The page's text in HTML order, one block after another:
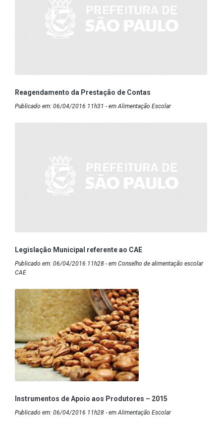
Reagendamento da Prestação de Contas
Publicado em: 06/04/2016 11h31 - em Alimentação Escolar
Legislação Municipal referente ao CAE
Publicado em: 06/04/2016 11h28 - em Conselho de alimentação escolar
CAE
Instrumentos de Apoio aos Produtores – 2015
Publicado em: 06/04/2016 11h28 - em Alimentação Escolar